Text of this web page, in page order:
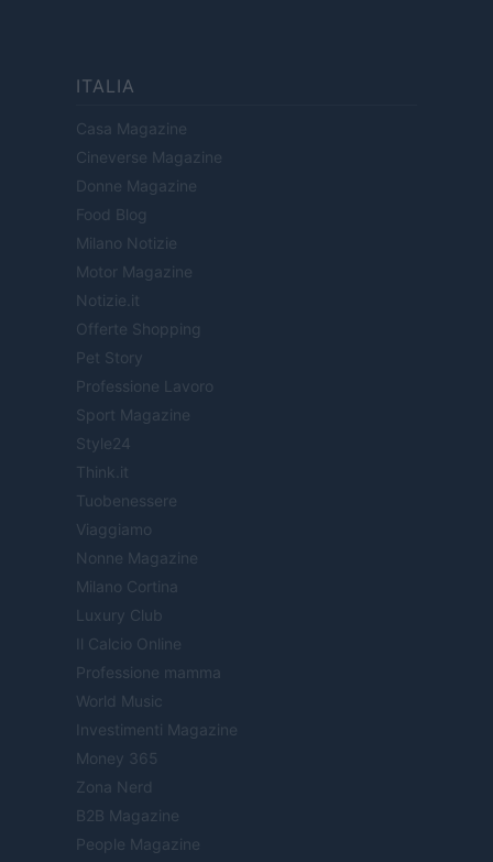
ITALIA
Casa Magazine
Cineverse Magazine
Donne Magazine
Food Blog
Milano Notizie
Motor Magazine
Notizie.it
Offerte Shopping
Pet Story
Professione Lavoro
Sport Magazine
Style24
Think.it
Tuobenessere
Viaggiamo
Nonne Magazine
Milano Cortina
Luxury Club
Il Calcio Online
Professione mamma
World Music
Investimenti Magazine
Money 365
Zona Nerd
B2B Magazine
People Magazine